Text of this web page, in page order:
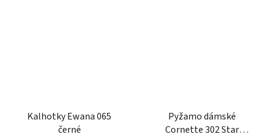
Kalhotky Ewana 065
černé
Pyžamo dámské
Cornette 302 Star